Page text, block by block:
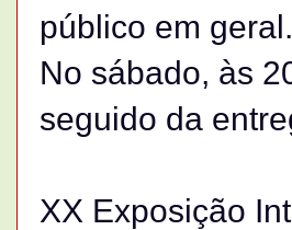
público em geral.
No sábado, às
seguido da
XX Exposição